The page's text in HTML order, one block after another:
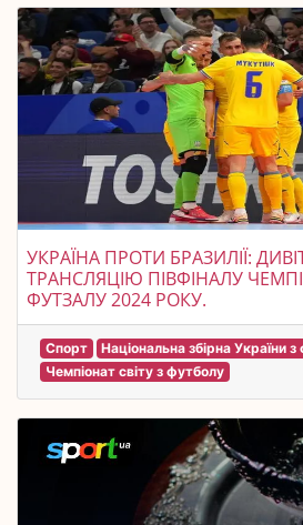
УКРАЇНА ПРОТИ БРАЗИЛІЇ:
ТРАНСЛЯЦІЮ ПІВФІНАЛУ
ФУТЗАЛУ 2024 РОКУ.
Спорт
Національна збірна України
Чемпіонат світу з футболу